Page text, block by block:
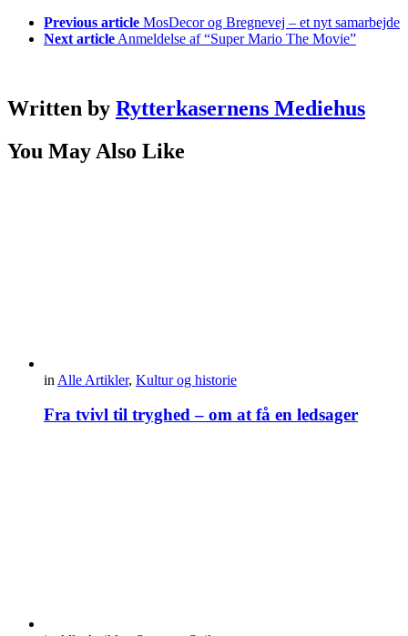
Previous article MosDecor og Bregnevej – et nyt samarbejde
Next article Anmeldelse af “Super Mario The Movie”
Written by Rytterkasernens Mediehus
You May Also Like
in Alle Artikler, Kultur og historie
Fra tvivl til tryghed – om at få en ledsager